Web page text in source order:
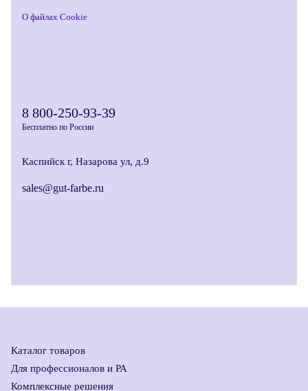
О файлах Cookie
8 800-250-93-39
Бесплатно по России
Каспийск г, Назарова ул, д.9
sales@gut-farbe.ru
Каталог товаров
Для профессионалов и РА
Комплексные решения